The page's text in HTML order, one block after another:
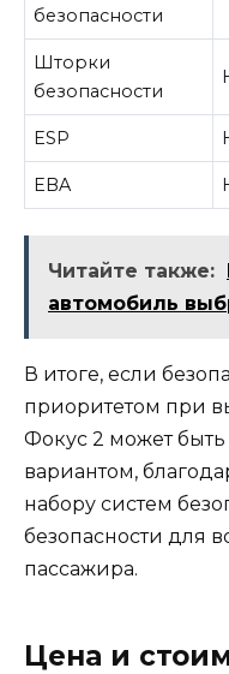
безопасности
Шторки
безопасности
ESP
EBA
Читайте также:
автомобиль
В итоге, если
приоритетом при
Фокус 2 может
вариантом,
набору систем
безопасности для
пассажира.
Цена и